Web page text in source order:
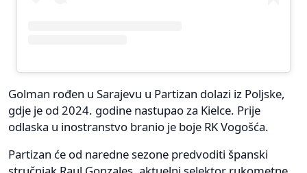
Golman rođen u Sarajevu u Partizan dolazi iz Poljske,
gdje je od 2024. godine nastupao za Kielce. Prije
odlaska u inostranstvo branio je boje RK Vogošća.
Partizan će od naredne sezone predvoditi španski